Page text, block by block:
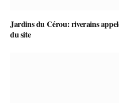
Jardins du Cérou: riverains
du site